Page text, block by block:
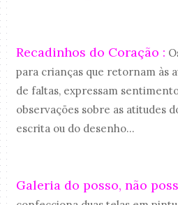
Recadinhos do Coração :
para crianças que retornam às
de faltas, expressam
observações sobre as atitudes
escrita ou do desenho...
Galeria do posso, não